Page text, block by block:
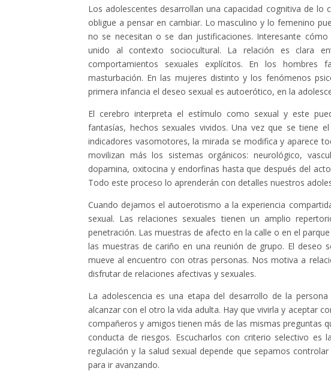
Los adolescentes desarrollan una capacidad cognitiva de
obligue a pensar en cambiar. Lo masculino y lo femenino
no se necesitan o se dan justificaciones. Interesante
unido al contexto sociocultural. La relación es clara
comportamientos sexuales explícitos. En los hombres
masturbación. En las mujeres distinto y los fenómenos
primera infancia el deseo sexual es autoerótico, en la
El cerebro interpreta el estímulo como sexual y este
fantasías, hechos sexuales vividos. Una vez que se tiene
indicadores vasomotores, la mirada se modifica y aparece
movilizan más los sistemas orgánicos: neurológico,
dopamina, oxitocina y endorfinas hasta que después del
Todo este proceso lo aprenderán con detalles nuestros
Cuando dejamos el autoerotismo a la experiencia
sexual. Las relaciones sexuales tienen un amplio
penetración. Las muestras de afecto en la calle o en el
las muestras de cariño en una reunión de grupo. El deseo
mueve al encuentro con otras personas. Nos motiva a
disfrutar de relaciones afectivas y sexuales.
La adolescencia es una etapa del desarrollo de la
alcanzar con el otro la vida adulta. Hay que vivirla y aceptar
compañeros y amigos tienen más de las mismas preguntas
conducta de riesgos. Escucharlos con criterio selectivo
regulación y la salud sexual depende que sepamos
para ir avanzando.